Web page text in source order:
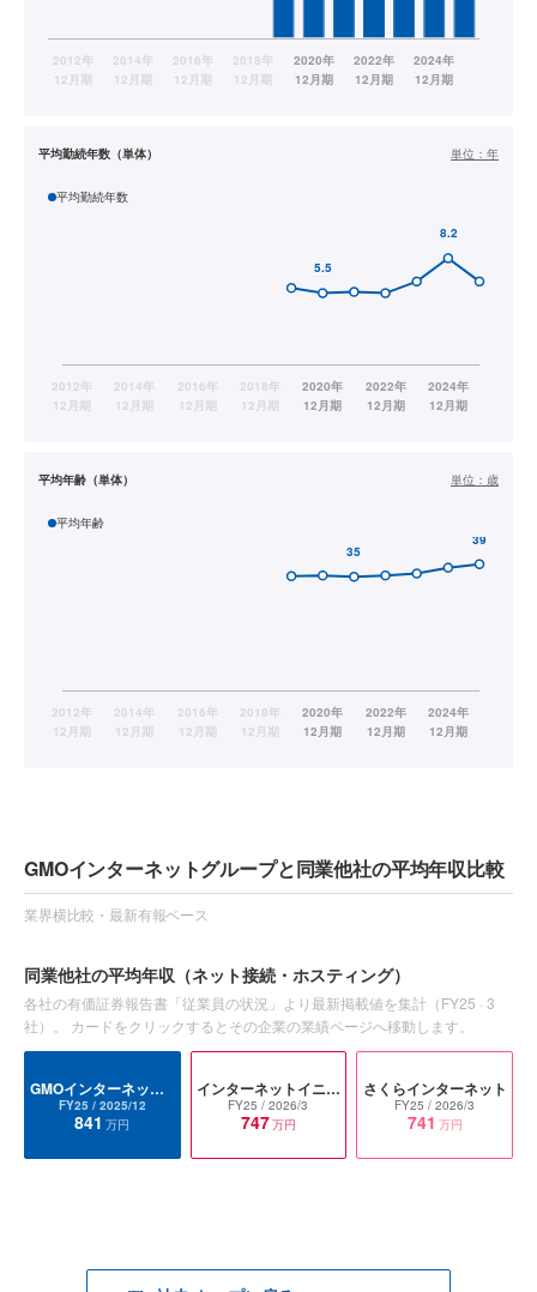
平均勤続年数（単体） 単位： 年
平均勤続年数
平均年齢（単体） 単位： 歳
平均年齢
GMOインターネットグループと同業他社の平均年収比較
業界横比較・最新有報ベース
同業他社の平均年収 （ネット接続・ホスティング）
各社の有価証券報告書「従業員の状況」より最新掲載値を集計（FY25 · 3
社）。 カードをクリックするとその企業の業績ページへ移動します。
GMOインターネットグループ
FY25 / 2025/12
841 万円
インターネットイニシアティブ
FY25 / 2026/3
747万円
さくらインターネット
FY25 / 2026/3
741 万円